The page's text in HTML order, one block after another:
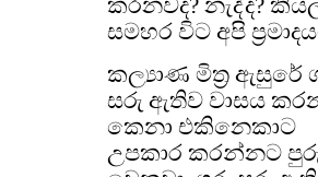
කරනවද? නැද්ද?
සමහර විට අපි
කල්‍යාණ මිත්‍ර ඇසුරේ
සරු ඇතිව වාසය
කෙනා එකිනෙකාට
උපකාර කරන්නට